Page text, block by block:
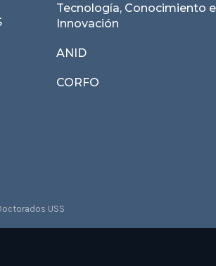
Tecnología, Conocimiento e
Innovación
ANID
CORFO
USS